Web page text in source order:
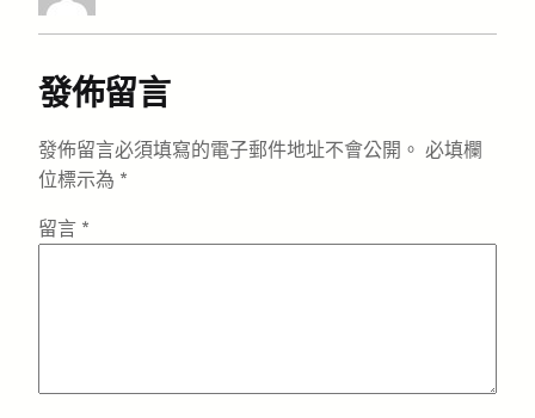
發佈留言
發佈留言必須填寫的電子郵件地址不會公開。 必填欄
位標示為 *
留言 *